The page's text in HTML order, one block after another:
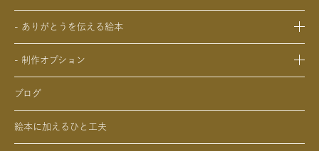
- 女性、妻、彼女、女友達への誕生日プレゼントの絵本
- 男性、夫、彼氏、男友達への誕生日プレゼントの絵本
- バレンタインデー / ホワイトデーの絵本
- 敬老の日のプレゼントの絵本
- 中学生、高校生、大学生へのクリスマスプレゼントの絵本
- 女性、彼女、妻、女友達へのクリスマスプレゼントの絵本
- ありがとうを伝える絵本
- 制作オプション
ブログ
絵本に加えるひと工夫